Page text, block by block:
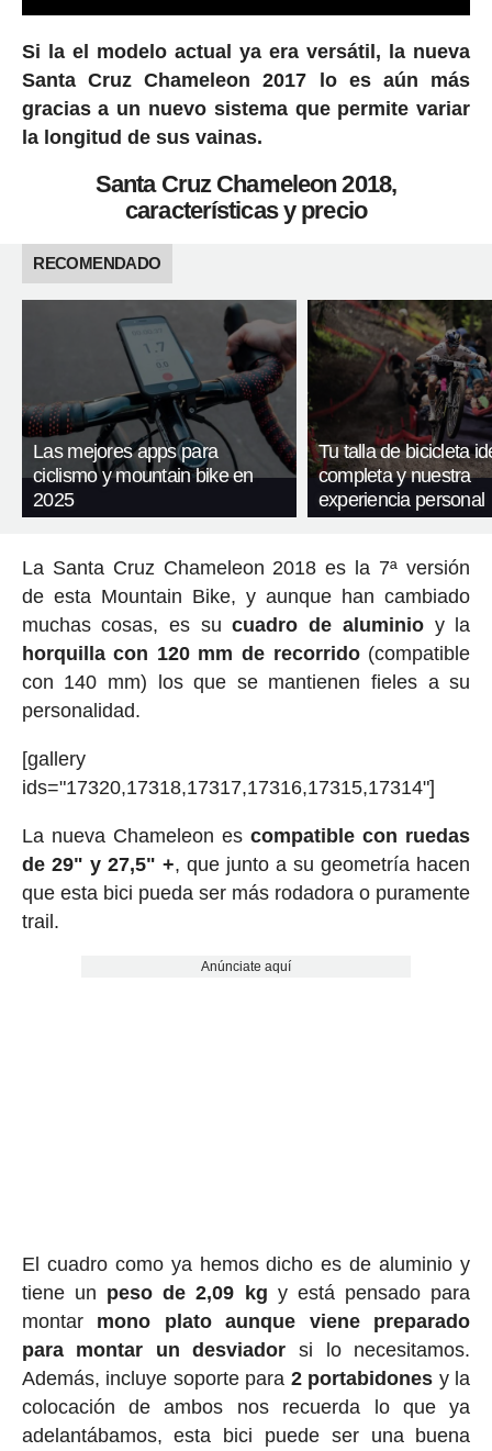
Si la el modelo actual ya era versátil, la nueva
Santa Cruz Chameleon 2017 lo es aún más
gracias a un nuevo sistema que permite variar
la longitud de sus vainas.
Santa Cruz Chameleon 2018,
características y precio
RECOMENDADO
Las mejores apps para
ciclismo y mountain bike en
2025
Tu talla de bicicleta
completa y nuestra
experiencia personal
La Santa Cruz Chameleon 2018 es la 7ª versión
de esta Mountain Bike, y aunque han cambiado
muchas cosas, es sucuadro de aluminioy la
horquilla con 120 mm de recorrido(compatible
con 140 mm) los que se mantienen fieles a su
personalidad.
[gallery
ids="17320,17318,17317,17316,17315,17314"]
La nueva Chameleon escompatible con ruedas
de 29" y 27,5" +, que junto a su geometría hacen
que esta bici pueda ser más rodadora o puramente
trail.
Anúnciate aquí
El cuadro como ya hemos dicho es de aluminio y
tiene un peso de 2,09 kg y está pensado para
montarmono plato aunque viene preparado
para montar un desviador si lo necesitamos.
Además, incluye soporte para 2 portabidones y la
colocación de ambos nos recuerda lo que ya
adelantábamos, esta bici puede ser una buena